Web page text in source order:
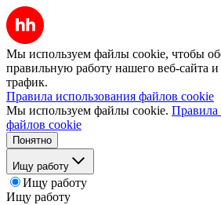
Мы используем файлы cookie, чтобы
правильную работу нашего веб-сайта и
трафик.
Правила использования файлов cookie
Мы используем файлы cookie. Правила
файлов cookie
Понятно
Ищу работу
Ищу работу
Ищу работу